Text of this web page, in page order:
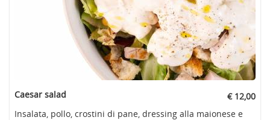
Caesar salad
€ 12,00
Insalata, pollo, crostini di pane, dressing alla maionese e